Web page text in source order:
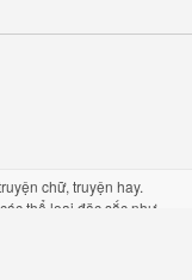
chữ, truyện hay.
thể loại đặc sắc như